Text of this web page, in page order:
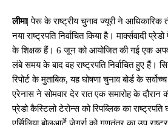
लीमा| पेरू के राष्ट्रीय चुनाव ज्यूरी ने आधिकारिक
नया राष्ट्रपति निर्वाचित किया है। मार्क्‍सवादी
के शिक्षक हैं। 6 जून को आयोजित की गई एक
लंबे समय के बाद वह राष्ट्रपति निर्वाचित हुए हैं।
रिपोर्ट के मुताबिक, यह घोषणा चुनाव बोर्ड के
एरेनास ने सोमवार देर रात एक समारोह के
प्रेडो कैस्टिलो टेरोन्स को रिपब्लिक का राष्ट्रपति